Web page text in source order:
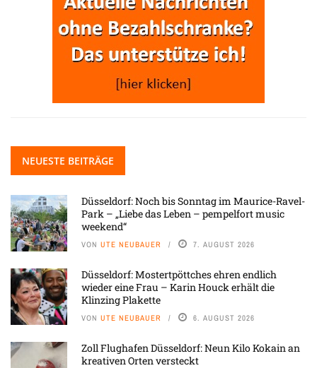
NEUESTE BEITRÄGE
Düsseldorf: Noch bis Sonntag im Maurice-Ravel-
Park – „Liebe das Leben – pempelfort music
weekend“
VON UTE NEUBAUER 7. AUGUST 2026
Düsseldorf: Mostertpöttches ehren endlich
wieder eine Frau – Karin Houck erhält die
Klinzing Plakette
VON UTE NEUBAUER 6. AUGUST 2026
Zoll Flughafen Düsseldorf: Neun Kilo Kokain an
kreativen Orten versteckt